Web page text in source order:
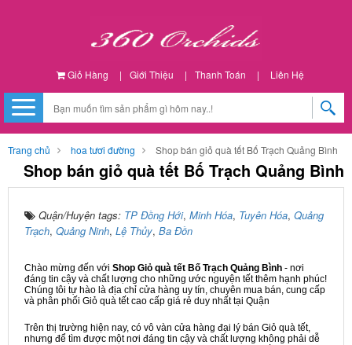
Giỏ Hàng | Giới Thiệu | Thanh Toán | Liên Hệ
Trang chủ hoa tươi đường Shop bán giỏ quà tết Bố Trạch Quảng Bình
Shop bán giỏ quà tết Bố Trạch Quảng Bình
Quận/Huyện tags: TP Đồng Hới, Minh Hóa, Tuyên Hóa, Quảng
Trạch, Quảng Ninh, Lệ Thủy, Ba Đồn
Chào mừng đến với Shop Giỏ quà tết Bố Trạch Quảng Bình - nơi
đáng tin cậy và chất lượng cho những ước nguyện tết thêm hạnh phúc!
Chúng tôi tự hào là địa chỉ cửa hàng uy tín, chuyên mua bán, cung cấp
và phân phối Giỏ quà tết cao cấp giá rẻ duy nhất tại Quận
Trên thị trường hiện nay, có vô vàn cửa hàng đại lý bán Giỏ quà tết,
nhưng để tìm được một nơi đáng tin cậy và chất lượng không phải dễ